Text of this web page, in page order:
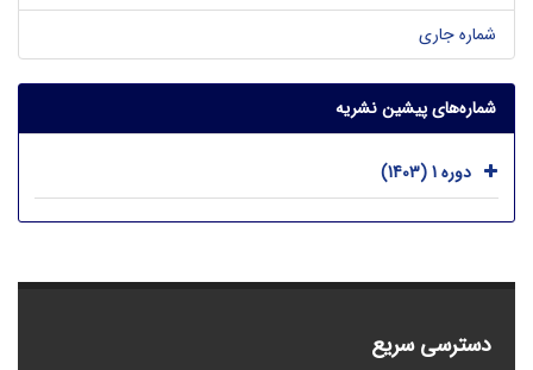
شماره جاری
شماره‌های پیشین نشریه
دوره 1 (1403)
دسترسی سریع